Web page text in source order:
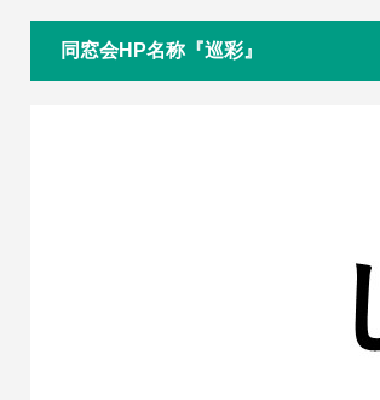
同窓会HP名称『巡彩』